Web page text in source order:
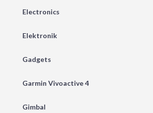
Electronics
Elektronik
Gadgets
Garmin Vivoactive 4
Gimbal